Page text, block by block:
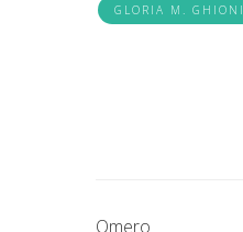
GLORIA M. GHIONI
Omero